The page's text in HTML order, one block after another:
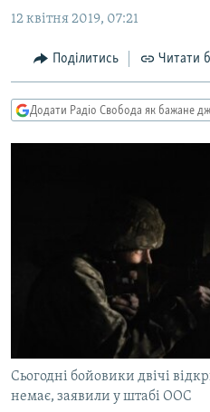
основної
Перейти
до
пошуку
СУСПІЛЬСТВО
РОСІЙСЬКА «ФІЛЬТРАЦІЯ»
ДОНБАС.РЕАЛІЇ
ТИ ЯК?
КИТАЙ.ВИКЛИКИ
МУЛЬТИМЕДІА
СПЕЦПРОЄКТИ
ПОДКАСТИ
КРИМ РЕАЛІЇ
12 квітня 2019, 07:21
Поділитись Читати
Додати Радіо Свобода як бажане
Сьогодні бойовики двічі
немає, заявили у штабі ООС